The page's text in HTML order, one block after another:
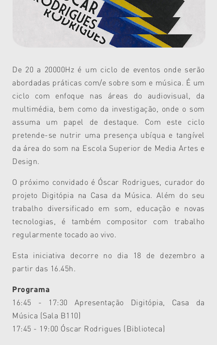
De 20 a 20000Hz é um ciclo de eventos onde serão
abordadas práticas com/e sobre som e música. É um
ciclo com enfoque nas áreas do audiovisual, da
multimédia, bem como da investigação, onde o som
assuma um papel de destaque. Com este ciclo
pretende-se nutrir uma presença ubíqua e tangível
da área do som na Escola Superior de Media Artes e
Design.
O próximo convidado é Óscar Rodrigues, curador do
projeto Digitópia na Casa da Música. Além do seu
trabalho diversificado em som, educação e novas
tecnologias, é também compositor com trabalho
regularmente tocado ao vivo.
Esta iniciativa decorre no dia 18 de dezembro a
partir das 16.45h.
Programa
16:45 - 17:30 Apresentação Digitópia, Casa da
Música (Sala B110)
17:45 - 19:00 Óscar Rodrigues (Biblioteca)